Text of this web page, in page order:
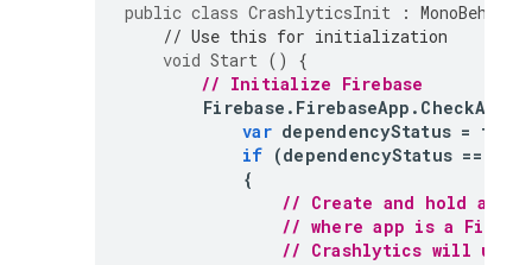
public class CrashlyticsInit :
// Use this for initialization
void Start ()
{
// Initialize Firebase
Firebase . FirebaseApp .
var dependencyStatus = task
if (dependencyStatus ==
{
// Create and hold a
// where app is a
// Crashlytics will use